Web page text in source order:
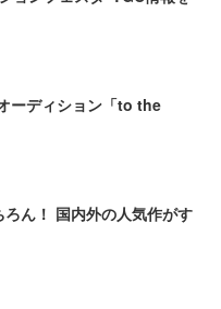
ーディション「to the
ん！ 国内外の人気作がす